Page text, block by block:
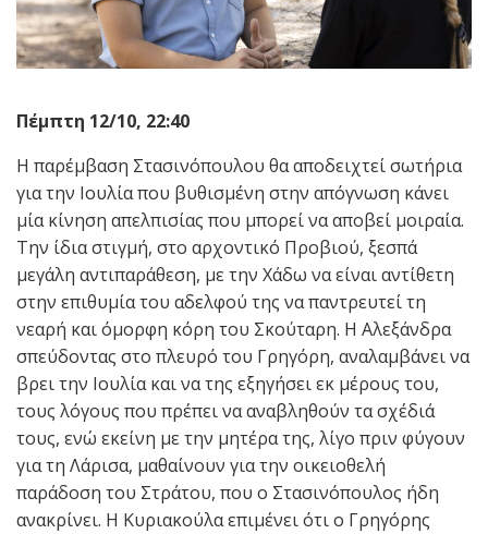
Πέμπτη 12/10, 22:40
Η παρέμβαση Στασινόπουλου θα αποδειχτεί σωτήρια
για την Ιουλία που βυθισμένη στην απόγνωση κάνει
μία κίνηση απελπισίας που μπορεί να αποβεί μοιραία.
Την ίδια στιγμή, στο αρχοντικό Προβιού, ξεσπά
μεγάλη αντιπαράθεση, με την Χάδω να είναι αντίθετη
στην επιθυμία του αδελφού της να παντρευτεί τη
νεαρή και όμορφη κόρη του Σκούταρη. Η Αλεξάνδρα
σπεύδοντας στο πλευρό του Γρηγόρη, αναλαμβάνει να
βρει την Ιουλία και να της εξηγήσει εκ μέρους του,
τους λόγους που πρέπει να αναβληθούν τα σχέδιά
τους, ενώ εκείνη με την μητέρα της, λίγο πριν φύγουν
για τη Λάρισα, μαθαίνουν για την οικειοθελή
παράδοση του Στράτου, που ο Στασινόπουλος ήδη
ανακρίνει. Η Κυριακούλα επιμένει ότι ο Γρηγόρης